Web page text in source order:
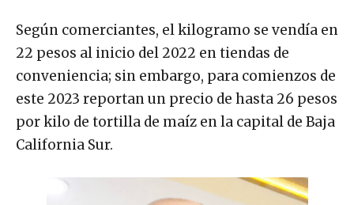
Según comerciantes, el kilogramo se vendía en
22 pesos al inicio del 2022 en tiendas de
conveniencia; sin embargo, para comienzos de
este 2023 reportan un precio de hasta 26 pesos
por kilo de tortilla de maíz en la capital de Baja
California Sur.